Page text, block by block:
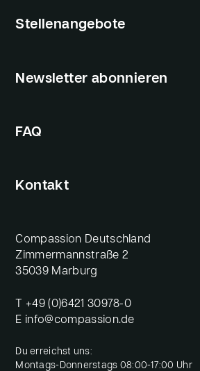
Stellenangebote
Newsletter abonnieren
FAQ
Kontakt
Compassion Deutschland
Zimmermannstraße 2
35039 Marburg
+49 (0)6421 30978-0
E info@compassion.de
Du erreichst uns:
Montags-Donnerstags 08:00-17:00 Uhr